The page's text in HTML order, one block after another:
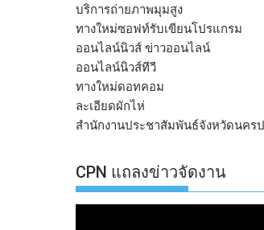
บริการถ่ายภาพมุมสูง
ทางใหม่ซอฟท์รับเขียนโปรแกรม
ออนไลน์นิวส์ ข่าวออนไลน์
ออนไลน์นิวส์ทีวี
ทางใหม่ดอทคอม
ละเอียดผักไห่
สำนักงานประชาสัมพันธ์จังหวัดนคร
CPN แถลงข่าวจัดงาน